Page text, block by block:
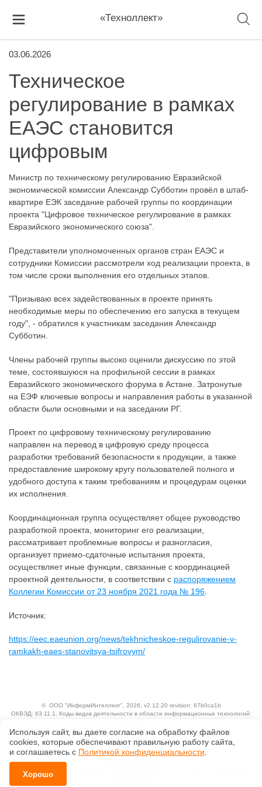
«Техноллект»
03.06.2026
Техническое
регулирование в рамках
ЕАЭС становится
цифровым
Министр по техническому регулированию Евразийской
экономической комиссии Александр Субботин провёл в штаб-
квартире ЕЭК заседание рабочей группы по координации
проекта "Цифровое техническое регулирование в рамках
Евразийского экономического союза".
Представители уполномоченных органов стран ЕАЭС и
сотрудники Комиссии рассмотрели ход реализации проекта, в
том числе сроки выполнения его отдельных этапов.
"Призываю всех задействованных в проекте принять
необходимые меры по обеспечению его запуска в текущем
году", - обратился к участникам заседания Александр
Субботин.
Члены рабочей группы высоко оценили дискуссию по этой
теме, состоявшуюся на профильной сессии в рамках
Евразийского экономического форума в Астане. Затронутые
на ЕЭФ ключевые вопросы и направления работы в указанной
области были основными и на заседании РГ.
Проект по цифровому техническому регулированию
направлен на перевод в цифровую среду процесса
разработки требований безопасности к продукции, а также
предоставление широкому кругу пользователей полного и
удобного доступа к таким требованиям и процедурам оценки
их исполнения.
Координационная группа осуществляет общее руководство
разработкой проекта, мониторинг его реализации,
рассматривает проблемные вопросы и разногласия,
организует приемо-сдаточные испытания проекта,
осуществляет иные функции, связанные с координацией
проектной деятельности, в соответствии с распоряжением
Коллегии Комиссии от 23 ноября 2021 года № 196
Источник:
https://eec.eaeunion.org/news/tekhnicheskoe-regulirovanie-v-
ramkakh-eaes-stanovitsya-tsifrovym/
© ООО "ИнформИнтеллект" , 2026, v2.12.20 revision: 67b0ca1b
ОКВЭД: 63.11.1, Коды видов деятельности в области информационных технологий:
Ценовая политика
Исключительные авторские и смежные права принадлежат АО «Кодекс».
Положение по обработке и защите персональных данных
Справка о регистрации продуктов АО «Кодекс» в Реестре российского программного
Используя сайт, вы даете согласие на обработку файлов
сооkiеs, которые обеспечивают правильную работу сайта,
и соглашаетесь с Политикой конфиденциальности.
Хорошо